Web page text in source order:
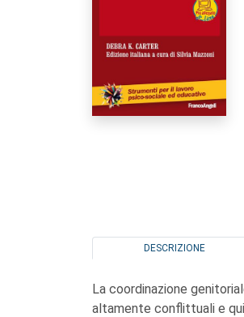
DESCRIZIONE
La coordinazione
altamente conflittuali e